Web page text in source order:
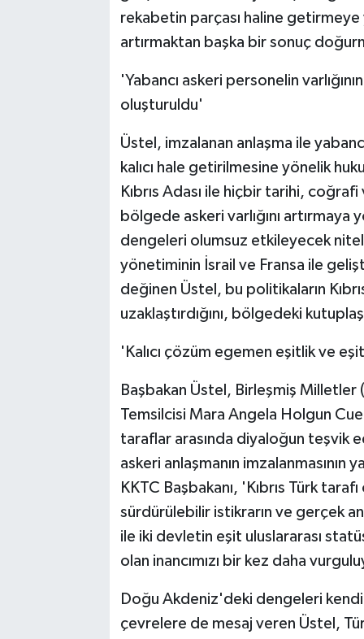
rekabetin parçası haline
artırmaktan başka bir sonuç
'Yabancı askeri personelin
oluşturuldu'
Üstel, imzalanan anlaşma ile
kalıcı hale getirilmesine yönelik
Kıbrıs Adası ile hiçbir tarihi,
bölgede askeri varlığını
dengeleri olumsuz etkileyecek
yönetiminin İsrail ve Fransa ile
değinen Üstel, bu politikaların
uzaklaştırdığını, bölgedeki
'Kalıcı çözüm egemen eşitlik ve
Başbakan Üstel, Birleşmiş Milletler
Temsilcisi Mara Angela Holgun
taraflar arasında diyaloğun teşvik
askeri anlaşmanın
KKTC Başbakanı, 'Kıbrıs Türk
sürdürülebilir istikrarın ve gerçek
ile iki devletin eşit uluslararası
olan inancımızı bir kez daha
Doğu Akdeniz'deki dengeleri
çevrelere de mesaj veren Üstel,